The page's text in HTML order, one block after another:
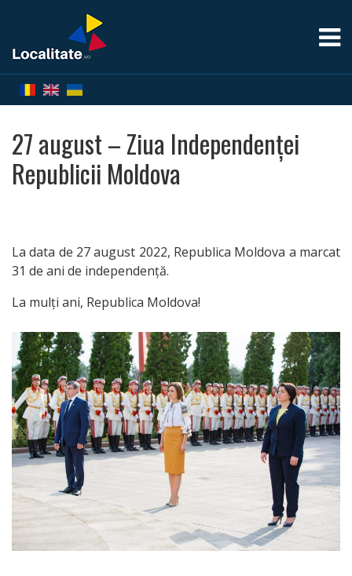
Acasă
Despre
Localități
Localităților
Harta
Localităților
Articole
Atracții
turistice
27 august – Ziua Independenței
Republicii Moldova
La data de 27 august 2022, Republica Moldova a marcat
31 de ani de independență.
La mulți ani, Republica Moldova!